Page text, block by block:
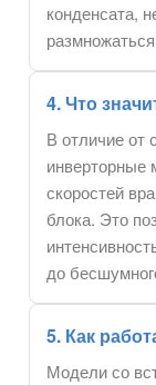
конденсата,
4. Что
В отличие от
инверторные
скоростей
блока. Это
до
5. Как
Модели со